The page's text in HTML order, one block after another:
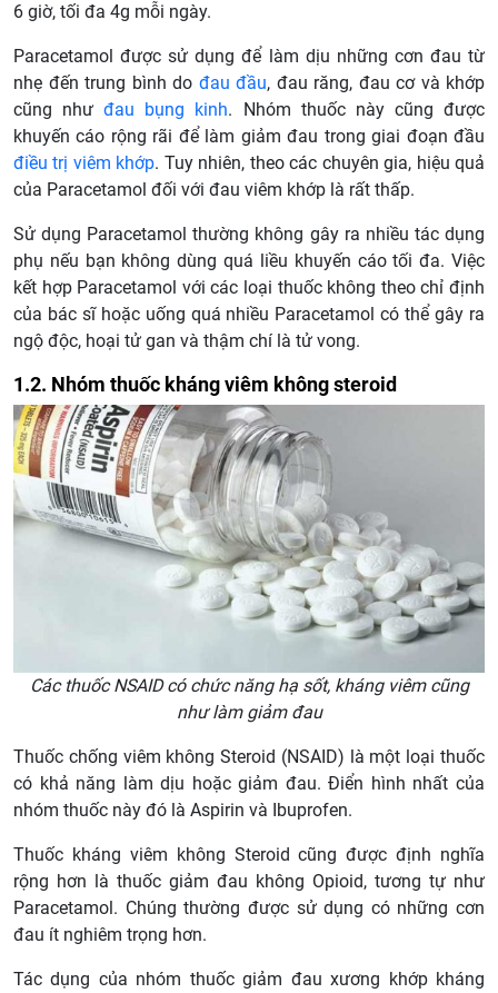
6 giờ, tối đa 4g mỗi ngày.
Paracetamol được sử dụng để làm dịu những cơn đau từ
nhẹ đến trung bình do đau đầu, đau răng, đau cơ và khớp
cũng nhưđau bụng kinh. Nhóm thuốc này cũng được
khuyến cáo rộng rãi để làm giảm đau trong giai đoạn đầu
điều trị viêm khớp. Tuy nhiên, theo các chuyên gia, hiệu quả
của Paracetamol đối với đau viêm khớp là rất thấp.
Sử dụng Paracetamol thường không gây ra nhiều tác dụng
phụ nếu bạn không dùng quá liều khuyến cáo tối đa. Việc
kết hợp Paracetamol với các loại thuốc không theo chỉ định
của bác sĩ hoặc uống quá nhiều Paracetamol có thể gây ra
ngộ độc, hoại tử gan và thậm chí là tử vong.
1.2. Nhóm thuốc kháng viêm không steroid
Các thuốc NSAID có chức năng hạ sốt, kháng viêm cũng
như làm giảm đau
Thuốc chống viêm không Steroid (NSAID) là một loại thuốc
có khả năng làm dịu hoặc giảm đau. Điển hình nhất của
nhóm thuốc này đó là Aspirin và Ibuprofen.
Thuốc kháng viêm không Steroid cũng được định nghĩa
rộng hơn là thuốc giảm đau không Opioid, tương tự như
Paracetamol. Chúng thường được sử dụng có những cơn
đau ít nghiêm trọng hơn.
Tác dụng của nhóm thuốc giảm đau xương khớp kháng